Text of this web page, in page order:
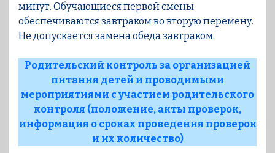
минут. Обучающиеся первой смены
обеспечиваются завтраком во вторую перемену.
Не допускается замена обеда завтраком.
Родительский контроль за организацией
питания детей и проводимыми
мероприятиями с участием родительского
контроля (положение, акты проверок,
информация о сроках проведения проверок
и их количество)